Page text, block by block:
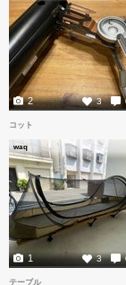
3
2
コット
waq
3
1
テーブル